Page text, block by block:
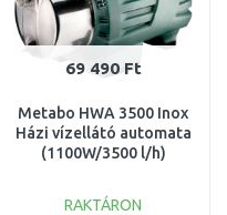
69 490 Ft
Metabo HWA 3500 Inox
Házi vízellátó automata
(1100W/3500 l/h)
RAKTÁRON